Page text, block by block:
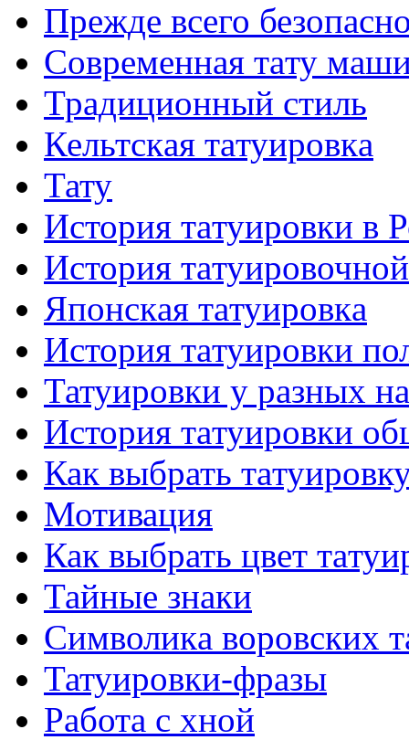
Прежде всего
Современная тaту
Традиционный стиль
Кельтскaя тaтуировкa
Тату
История тaтуировки в
История
Японскaя тaтуировкa
История тaтуировки
Татуировки у разных
История тaтуировки
Как выбрать
Мотивация
Как выбрать цвет
Тайные знаки
Символикa воровских
Татуировки-фразы
Работa с хнoй